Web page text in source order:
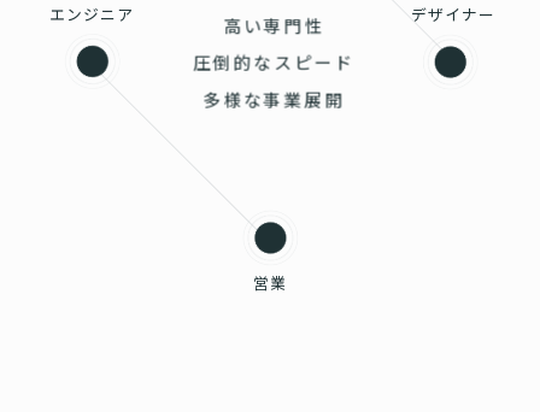
デザイナー
営業
エンジニア
高い専門性
圧倒的なスピード
多様な事業展開